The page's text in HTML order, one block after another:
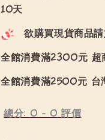
10天
欲購買現貨商品
全館消費滿2300元 超
全館消費滿2500元 台
總分: 0 - 0 評價